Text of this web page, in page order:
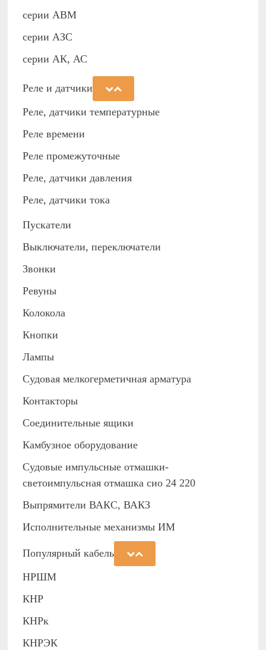
серии АВМ
cерии АЗС
серии АК, АС
Реле и датчики
Реле, датчики температурные
Реле времени
Реле промежуточные
Реле, датчики давления
Реле, датчики тока
Пускатели
Выключатели, переключатели
Звонки
Ревуны
Колокола
Кнопки
Лампы
Судовая мелкогерметичная арматура
Контакторы
Соединительные ящики
Камбузное оборудование
Судовые импульсные отмашки-
светоимпульсная отмашка сио 24 220
Выпрямители ВАКС, ВАКЗ
Исполнительные механизмы ИМ
Популярный кабель
НРШМ
КНР
КНРк
КНРЭК